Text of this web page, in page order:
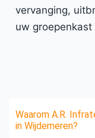
vervanging,
uw
Waarom A.R.
in Wijdemeren?